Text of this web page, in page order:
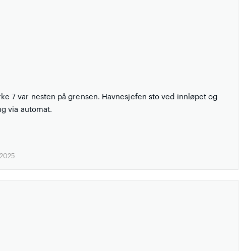
7 var nesten på grensen. Havnesjefen sto ved innløpet og
via automat.